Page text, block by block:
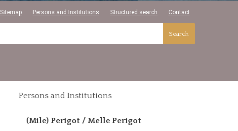
Sitemap Persons and Institutions Structured search Contact
Search
Persons and Institutions
(Mile) Perigot / Melle Perigot